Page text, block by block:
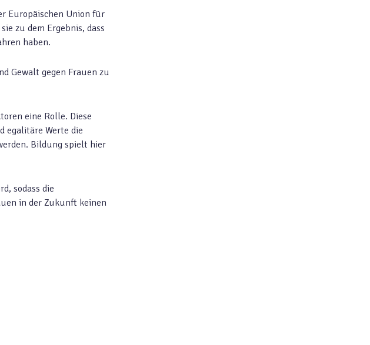
Europäischen Union für
zu dem Ergebnis, dass
haben.
Gewalt gegen Frauen zu
eine Rolle. Diese
egalitäre Werte die
Bildung spielt hier
sodass die
in der Zukunft keinen